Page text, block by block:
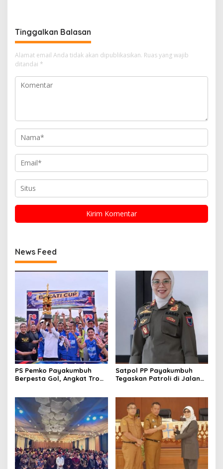
Tinggalkan Balasan
Alamat email Anda tidak akan dipublikasikan. Ruas yang wajib
ditandai *
News Feed
PS Pemko Payakumbuh
Berpesta Gol, Angkat Trofi
Satpol PP Payakumbuh
Tegaskan Patroli di Jalan